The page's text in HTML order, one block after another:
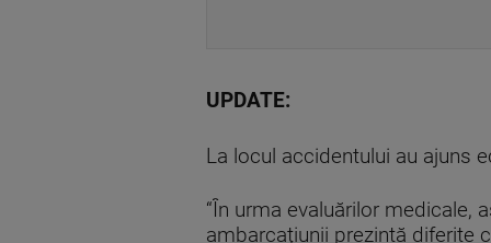
UPDATE:
La locul accidentului au ajuns
“În urma evaluărilor medicale,
ambarcaţiunii prezintă diferite